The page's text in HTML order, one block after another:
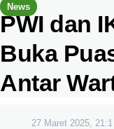
News
PWI dan
Buka
Antar
27 Maret 2025,